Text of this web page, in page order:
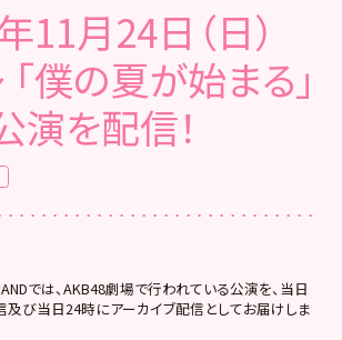
11月24日（日）
僕の夏が始まる」
演を配信！
では、AKB48劇場で行われている公演を、当日
及び当日24時にアーカイブ配信としてお届けしま